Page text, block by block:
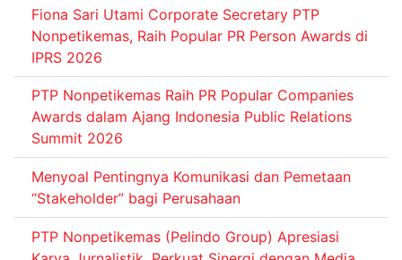
Fiona Sari Utami Corporate Secretary PTP
Nonpetikemas, Raih Popular PR Person Awards di
IPRS 2026
PTP Nonpetikemas Raih PR Popular Companies
Awards dalam Ajang Indonesia Public Relations
Summit 2026
Menyoal Pentingnya Komunikasi dan Pemetaan
“Stakeholder” bagi Perusahaan
PTP Nonpetikemas (Pelindo Group) Apresiasi